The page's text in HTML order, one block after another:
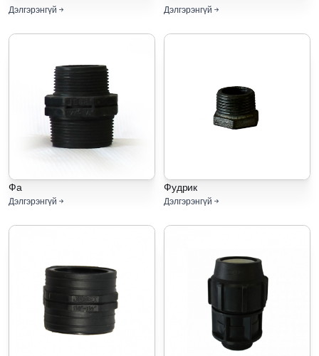
Дэлгэрэнгүй Дэлгэрэнгүй
Фа
Дэлгэрэнгүй
Фудрик
Дэлгэрэнгүй